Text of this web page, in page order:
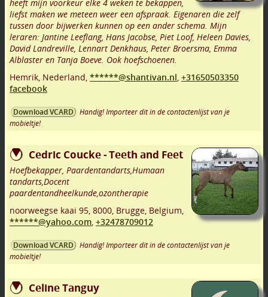
heeft mijn voorkeur elke 4 weken te bekappen,
liefst maken we meteen weer een afspraak. Eigenaren die zelf
tussen door bijwerken kunnen op een ander schema. Mijn
leraren: Jantine Leeflang, Hans Jacobse, Piet Loof, Heleen Davies,
David Landreville, Lennart Denkhaus, Peter Broersma, Emma
Alblaster en Tanja Boeve. Ook hoefschoenen.
Hemrik, Nederland, ******@shantivan.nl, +31650503350
facebook
Download VCARD
Handig! Importeer dit in de contactenlijst van je
mobieltje!
Cedric Coucke - Teeth and Feet
Hoefbekapper, Paardentandarts,Humaan
tandarts,Docent
paardentandheelkunde,ozontherapie
noorweegse kaai 95, 8000, Brugge, Belgium,
******@yahoo.com, +32478709012
Download VCARD
Handig! Importeer dit in de contactenlijst van je
mobieltje!
Celine Tanguy